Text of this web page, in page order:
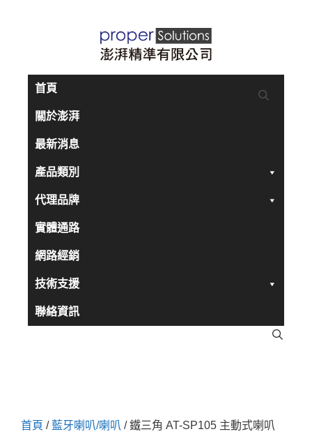
首頁
關於澎湃
最新消息
產品類別
代理品牌
實體通路
網路經銷
技術支援
聯絡資訊
首頁 / 藍牙喇叭/喇叭 / 鐵三角 AT-SP105 主動式喇叭